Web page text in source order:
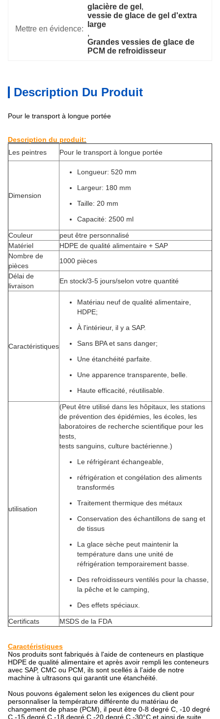
Mettre en évidence:
glacière de gel ,
vessie de glace de gel d'extra
large
,
Grandes vessies de glace de
PCM de refroidisseur
Description Du Produit
Pour le transport à longue portée
Description du produit:
Les peintres
Pour le transport à longue portée
Dimension
Longueur: 520 mm
Largeur: 180 mm
Taille: 20 mm
Capacité: 2500 ml
Couleur
peut être personnalisé
Matériel
HDPE de qualité alimentaire + SAP
Nombre de
pièces
1000 pièces
Délai de
livraison
En stock/3-5 jours/selon votre quantité
Caractéristiques
Matériau neuf de qualité alimentaire,
HDPE;
À l'intérieur, il y a SAP.
Sans BPA et sans danger;
Une étanchéité parfaite.
Une apparence transparente, belle.
Haute efficacité, réutilisable.
utilisation
(Peut être utilisé dans les hôpitaux, les stations
de prévention des épidémies, les écoles, les
laboratoires de recherche scientifique pour les
tests,
tests sanguins, culture bactérienne.)
Le réfrigérant échangeable,
réfrigération et congélation des aliments
transformés
Traitement thermique des métaux
Conservation des échantillons de sang et
de tissus
La glace sèche peut maintenir la
température dans une unité de
réfrigération temporairement basse.
Des refroidisseurs ventilés pour la chasse,
la pêche et le camping,
Des effets spéciaux.
Certificats MSDS de la FDA
Caractéristiques
Nos produits sont fabriqués à l'aide de conteneurs en plastique
HDPE de qualité alimentaire et après avoir rempli les conteneurs
avec SAP, CMC ou PCM, ils sont scellés à l'aide de notre
machine à ultrasons qui garantit une étanchéité.
Nous pouvons également selon les exigences du client pour
personnaliser la température différente du matériau de
changement de phase (PCM), il peut être 0-8 degré C, -10 degré
C -15 degré C -18 degré C,-20 degré C,-30°C et ainsi de suite..